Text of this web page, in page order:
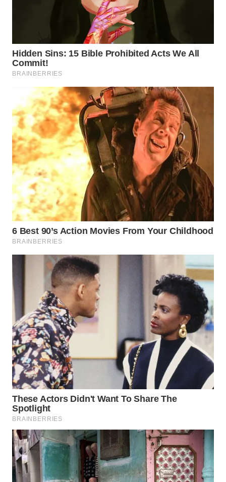
WN
CIANJUR
WN
KEPULAUAN
SERIBU
WN
TANGERANG
WN
BINJAI
WN
CIREBON
INDRAMAYU
WN
KUNINGAN
WN
MAJALENGKA
WN
SUBANG
WN
SUKABUMI
WN
PURWAKARTA